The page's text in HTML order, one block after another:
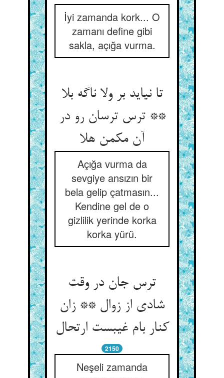
İyi zamanda kork... O
zamanı define gibi
sakla, açığa vurma.
تا نیاید بر ولا ناگه بلا
** ترس ترسان رو در
آن مکمن هلا
Açığa vurma da
sevgiye ansızın bir
bela gelip çatmasın...
Kendine gel de o
gizlilik yerinde korka
korka yürü.
ترس جان در وقت
شادی از زوال ** زان
کنار بام غیبست ارتحال
2150
Neşeli zamanda